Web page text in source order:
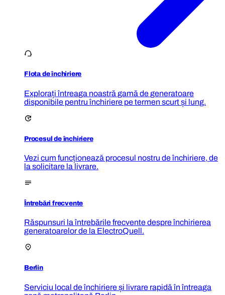
Flota de închiriere
Explorați întreaga noastră gamă de generatoare
disponibile pentru închiriere pe termen scurt și lung.
Procesul de închiriere
Vezi cum funcționează procesul nostru de închiriere, de
la solicitare la livrare.
Întrebări frecvente
Răspunsuri la întrebările frecvente despre închirierea
generatoarelor de la ElectroQuell.
Berlin
Serviciu local de închiriere și livrare rapidă în întreaga